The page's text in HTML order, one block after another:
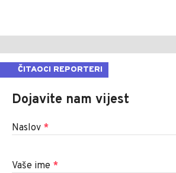
ČITAOCI REPORTERI
Dojavite nam vijest
Naslov *
Vaše ime *